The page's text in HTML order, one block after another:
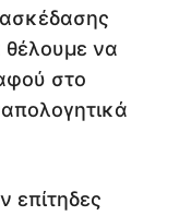
θέλουμε να
στο
επίτηδες